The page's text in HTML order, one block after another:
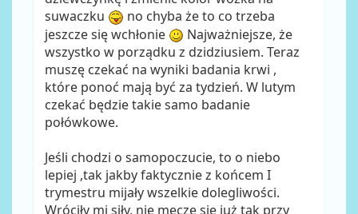
suwaczku
no chyba że to co trzeba
jeszcze się wchłonie
Najważniejsze, że
wszystko w porządku z dzidziusiem. Teraz
muszę czekać na wyniki badania krwi ,
które ponoć mają być za tydzień. W lutym
czekać będzie takie samo badanie
połówkowe.
Jeśli chodzi o samopoczucie, to o niebo
lepiej ,tak jakby faktycznie z końcem I
trymestru mijały wszelkie dolegliwości.
Wróciły mi siły, nie męczę się już tak przy